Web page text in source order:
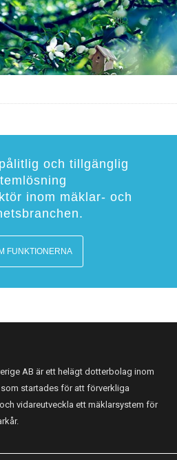
och tillgänglig
inom mäklar- och
FUNKTIONERNA
AB är ett helägt dotterbolag inom
startades för att förverkliga
vidareutveckla ett mäklarsystem för